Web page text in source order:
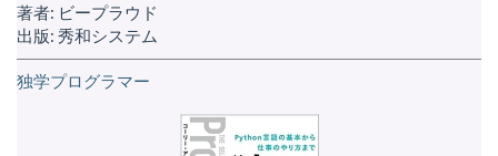
著者: ビープラウド
出版: 秀和システム
独学プログラマー